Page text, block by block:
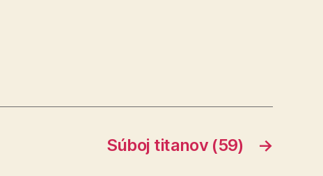
→
Súboj titanov (59)